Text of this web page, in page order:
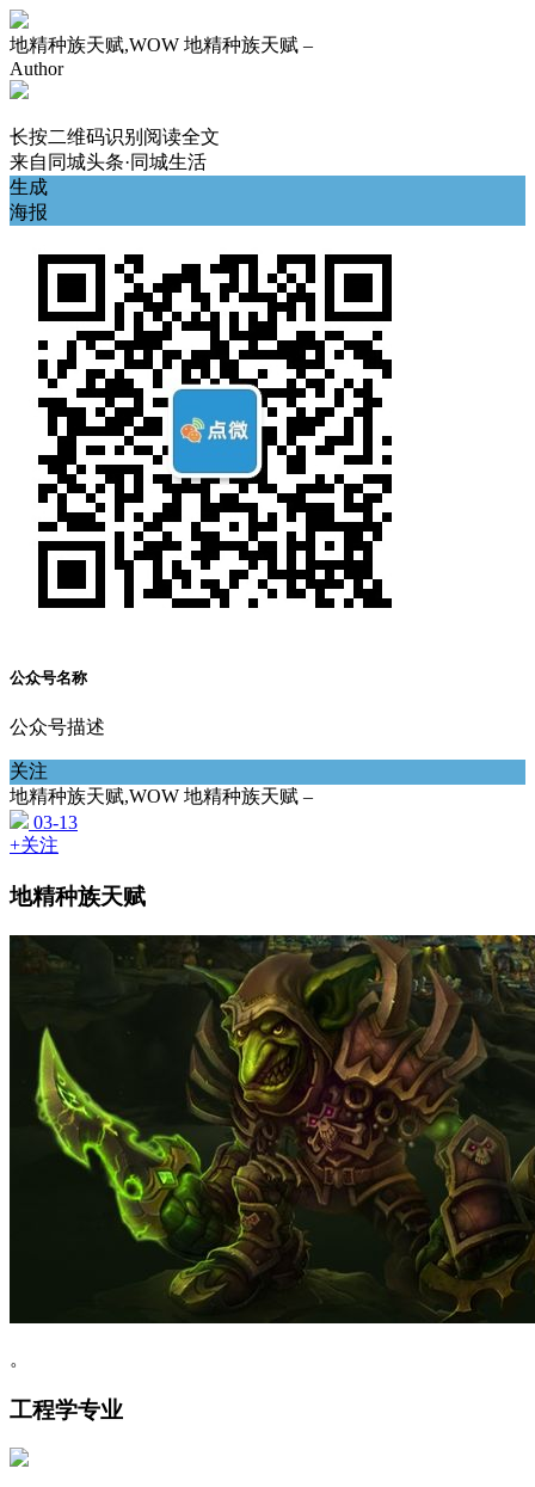
地精种族天赋,WOW 地精种族天赋 –
Author
长按二维码识别阅读全文
来自 同城头条·同城生活
生成
海报
公众号名称
公众号描述
关注
地精种族天赋,WOW 地精种族天赋 –
03-13
+关注
地精种族天赋
。
工程学专业